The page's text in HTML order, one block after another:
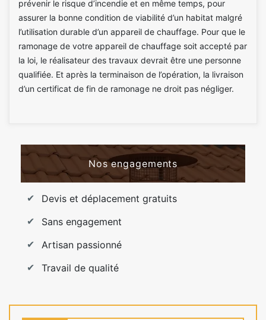
prévenir le risque d’incendie et en même temps, pour
assurer la bonne condition de viabilité d’un habitat malgré
l’utilisation durable d’un appareil de chauffage. Pour que le
ramonage de votre appareil de chauffage soit accepté par
la loi, le réalisateur des travaux devrait être une personne
qualifiée. Et après la terminaison de l’opération, la livraison
d’un certificat de fin de ramonage ne droit pas négliger.
Nos engagements
Devis et déplacement gratuits
Sans engagement
Artisan passionné
Travail de qualité